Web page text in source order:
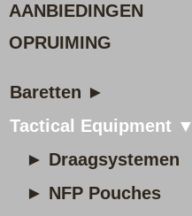
AANBIEDINGEN
OPRUIMING
Baretten ►
Tactical Equipment ▼
► Draagsystemen
► NFP Pouches